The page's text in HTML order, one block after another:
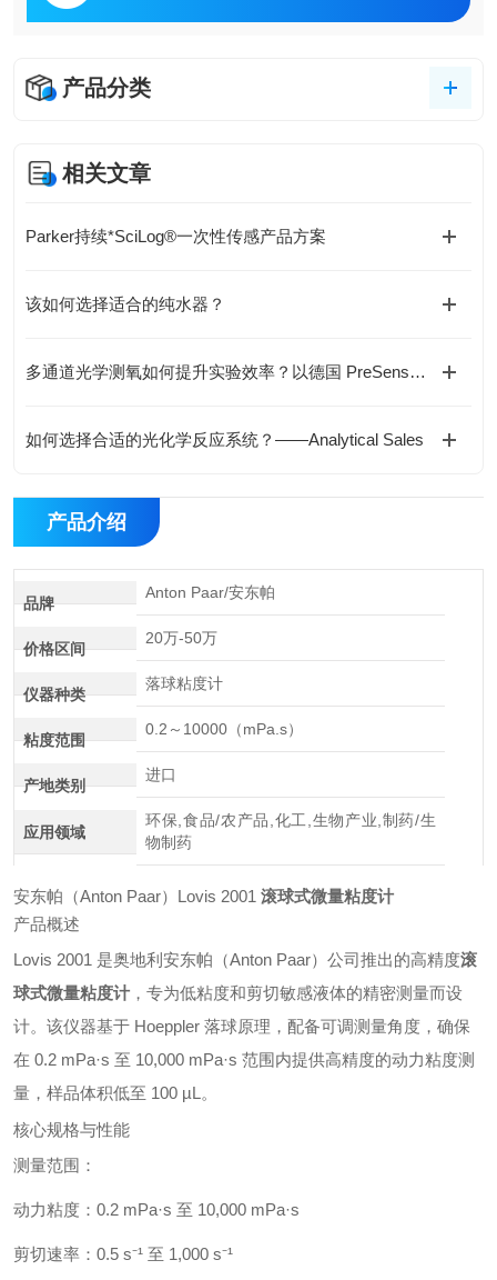
产品分类
相关文章
Parker持续*SciLog®一次性传感产品方案
该如何选择适合的纯水器？
多通道光学测氧如何提升实验效率？以德国 PreSens OXY-4 SMA 为例
如何选择合适的光化学反应系统？——Analytical Sales
产品介绍
品牌
Anton Paar/安东帕
价格区间
20万-50万
仪器种类
落球粘度计
粘度范围
0.2～10000（mPa.s）
产地类别
进口
应用领域
环保,食品/农产品,化工,生物产业,制药/生
物制药
安东帕（Anton Paar）Lovis 2001 滚球式微量粘度计
产品概述
Lovis 2001 是奥地利安东帕（Anton Paar）公司推出的高精度滚
球式微量粘度计 ，专为低粘度和剪切敏感液体的精密测量而设
计。该仪器基于 Hoeppler 落球原理，配备可调测量角度，确保
在 0.2 mPa·s 至 10,000 mPa·s 范围内提供高精度的动力粘度测
量，样品体积低至 100 µL。
核心规格与性能
测量范围：
动力粘度：0.2 mPa·s 至 10,000 mPa·s
剪切速率：0.5 s⁻¹ 至 1,000 s⁻¹